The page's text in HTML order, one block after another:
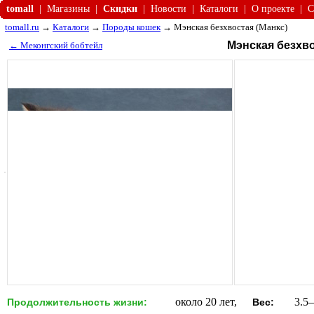
tomall Магазины Скидки Новости Каталоги О проекте
tomall.ru → Каталоги → Породы кошек→ Мэнская безхвостая (Манкс)
← Меконгский бобтейл
Мэнская
Продолжительность жизни: около 20 лет, Вес: